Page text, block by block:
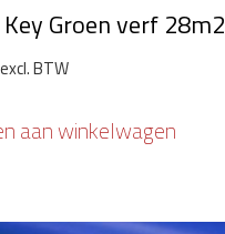
Groen verf 28m2
excl. BTW
aan winkelwagen